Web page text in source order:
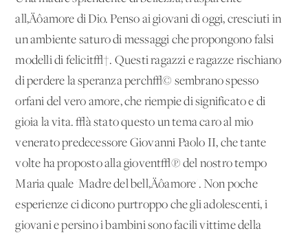
all‚Äôamore di Dio. Penso ai giovani di oggi, cresciuti in
un ambiente saturo di messaggi che propongono falsi
modelli di felicit√†. Questi ragazzi e ragazze rischiano
di perdere la speranza perch√© sembrano spesso
orfani del vero amore, che riempie di significato e di
gioia la vita. √à stato questo un tema caro al mio
venerato predecessore Giovanni Paolo II, che tante
volte ha proposto alla giovent√π del nostro tempo
Maria quale 'Madre del bell‚Äôamore'. Non poche
esperienze ci dicono purtroppo che gli adolescenti, i
giovani e persino i bambini sono facili vittime della